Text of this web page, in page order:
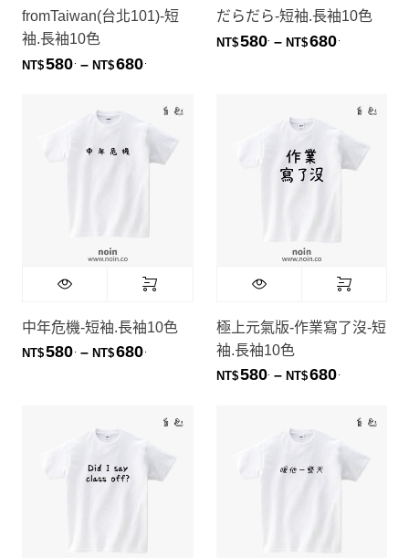
fromTaiwan(台北101)-短
袖.長袖10色
NT$580 – NT$680價格範圍：NT$580. 到 NT$680.
だらだら-短袖.長袖10色
NT$580 – NT$680
中年危機-短袖.長袖10色
NT$580 – NT$680價格範圍：NT$580. 到 NT$680.
極上元氣版-作業寫了沒-短
袖.長袖10色
NT$580 – NT$680